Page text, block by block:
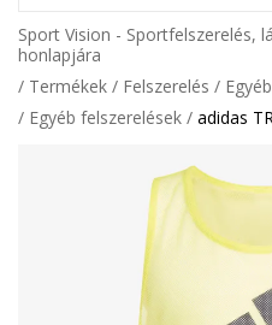
Sport Vision - Sportfelszerelés,
honlapjára
Termékek
Felszerelés
Egyéb felszerelések
adidas